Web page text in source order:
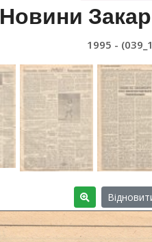
Новини
1995 -